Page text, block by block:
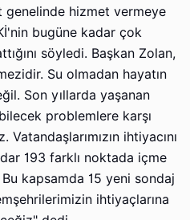
hizmet vermeye
bugüne kadar çok
söyledi. Başkan Zolan,
Su olmadan hayatın
Son yıllarda yaşanan
problemlere karşı
ihtiyacını
193 farklı noktada içme
kapsamda 15 yeni sondaj
ihtiyaçlarına